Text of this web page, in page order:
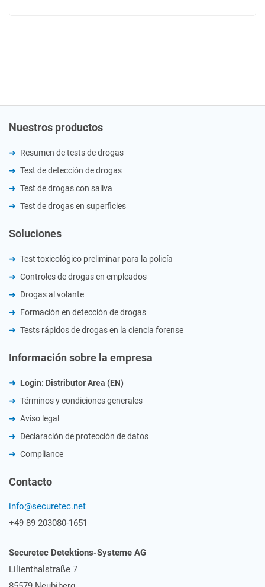
Nuestros productos
Resumen de tests de drogas
Test de detección de drogas
Test de drogas con saliva
Test de drogas en superficies
Soluciones
Test toxicológico preliminar para la policía
Controles de drogas en empleados
Drogas al volante
Formación en detección de drogas
Tests rápidos de drogas en la ciencia forense
Información sobre la empresa
Login: Distributor Area (EN)
Términos y condiciones generales
Aviso legal
Declaración de protección de datos
Compliance
Contacto
info@securetec.net
+49 89 203080-1651
Securetec Detektions-Systeme AG
Lilienthalstraße 7